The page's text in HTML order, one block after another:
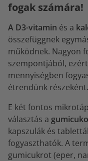
fogak számára!
A D3-vitamin és a
összefüggnek
működnek. Nagyon
szempontjából,
mennyiségben
étrendünk részeként.
E két fontos
választás a
kapszulák és
fogyaszthatók. A
gumicukrot (eper,